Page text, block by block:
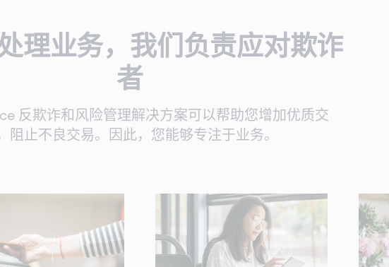
理业务，我们负责应对欺诈
者
反欺诈和风险管理解决方案可以帮助您增加优质交
阻止不良交易。因此，您能够专注于业务。